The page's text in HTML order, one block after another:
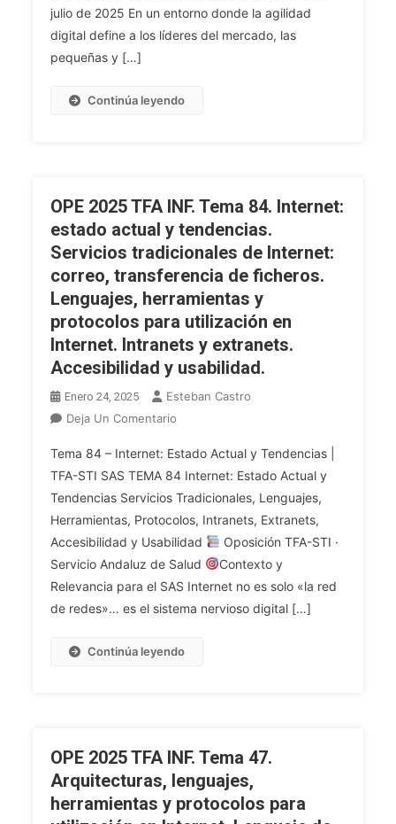
Definitiva
julio de 2025 En un entorno donde la agilidad
digital define a los líderes del mercado, las
pequeñas y […]
Continúa leyendo
OPE 2025 TFA INF. Tema 84. Internet:
estado actual y tendencias.
Servicios tradicionales de Internet:
correo, transferencia de ficheros.
Lenguajes, herramientas y
protocolos para utilización en
Internet. Intranets y extranets.
Accesibilidad y usabilidad.
Enero 24, 2025
Esteban Castro
Deja Un Comentario
2025
TFA
INF.
Tema
84.
Internet:
Estado
Transferencia
De
Ficheros.
Tema 84 – Internet: Estado Actual y Tendencias |
TFA-STI SAS TEMA 84 Internet: Estado Actual y
Tendencias Servicios Tradicionales, Lenguajes,
Herramientas, Protocolos, Intranets, Extranets,
Accesibilidad y Usabilidad
Oposición TFA-STI ·
Servicio Andaluz de Salud
Contexto y
Relevancia para el SAS Internet no es solo «la red
de redes»… es el sistema nervioso digital […]
Continúa leyendo
OPE 2025 TFA INF. Tema 47.
Arquitecturas, lenguajes,
herramientas y protocolos para